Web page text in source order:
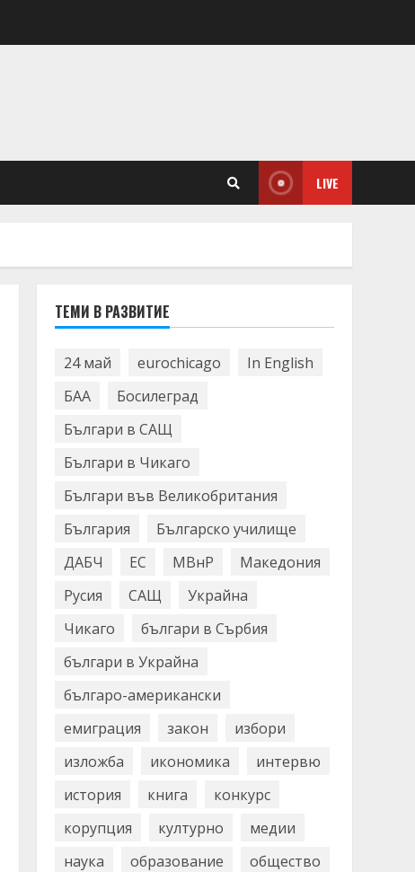
LIVE
ТЕМИ В РАЗВИТИЕ
24 май eurochicago
In English
БАА
Босилеград
Българи в САЩ
Българи в Чикаго
Българи във Великобритания
България
Българско училище
ДАБЧ
ЕС МВнР
Македония
Русия
САЩ
Украйна
Чикаго
българи в Сърбия
българи в Украйна
българо-американски
емиграция
закон
избори
изложба
икономика
интервю
история
книга
конкурс
корупция
културно
медии
наука
образование
общество